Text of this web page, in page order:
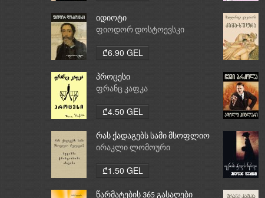
იდიოტი
ფიოდორ დოსტოევსკი
₾6.90 GEL
პროცესი
ფრანც კაფკა
₾4.50 GEL
რას ქადაგებს სამი მსოფლიო
რელიგია: ბუდიზმი,
ირაკლი ლომოური
₾1.50 GEL
წარმატების 365 გასაღები